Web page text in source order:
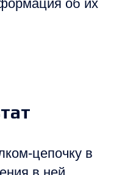
об их
цепочку в